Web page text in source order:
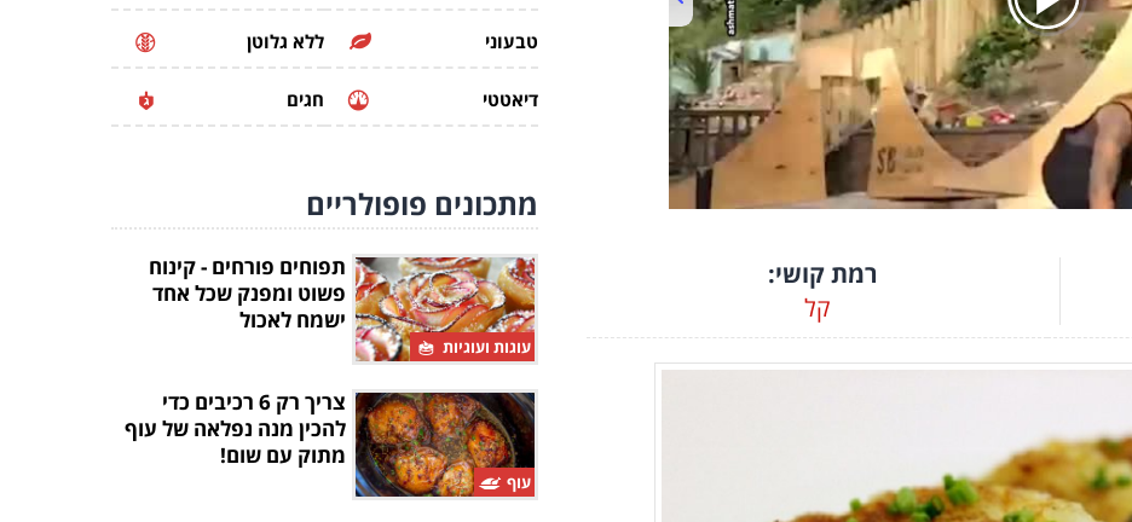
03:19
רמת קושי:
קל
טבעוני ללא גלוטן
דיאטטי חגים
מתכונים פופולריים
עוגות ועוגיות
תפוחים פורחים - קינוח
פשוט ומפנק שכל אחד
ישמח לאכול
עוף
צריך רק 6 רכיבים כדי
להכין מנה נפלאה של עוף
מתוק עם שום!